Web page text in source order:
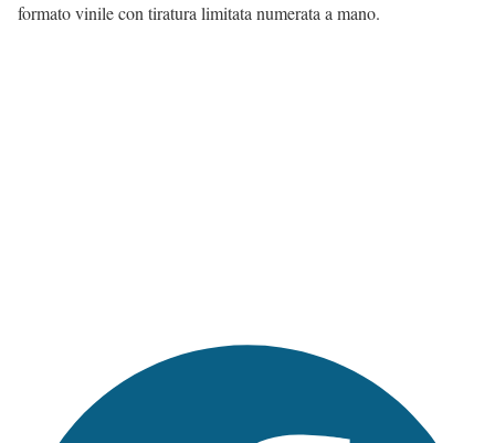
formato vinile con tiratura limitata numerata a mano.